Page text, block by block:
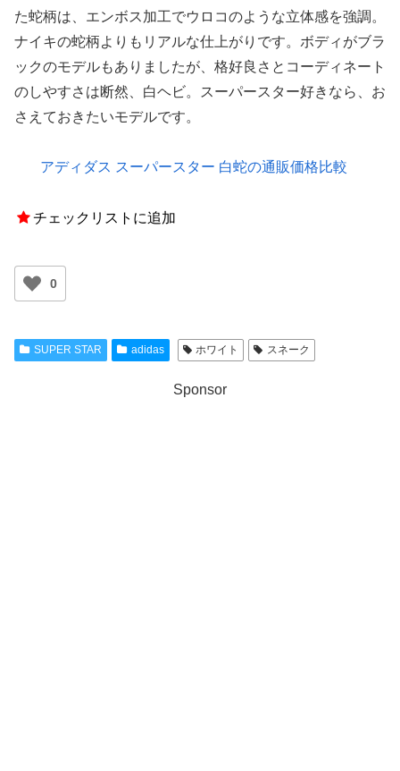
た蛇柄は、エンボス加工でウロコのような立体感を強調。
ナイキの蛇柄よりもリアルな仕上がりです。ボディがブラ
ックのモデルもありましたが、格好良さとコーディネート
のしやすさは断然、白ヘビ。スーパースター好きなら、お
さえておきたいモデルです。
アディダス スーパースター 白蛇の通販価格比較
チェックリストに追加
0
SUPER STAR adidas ホワイト スネーク
Sponsor